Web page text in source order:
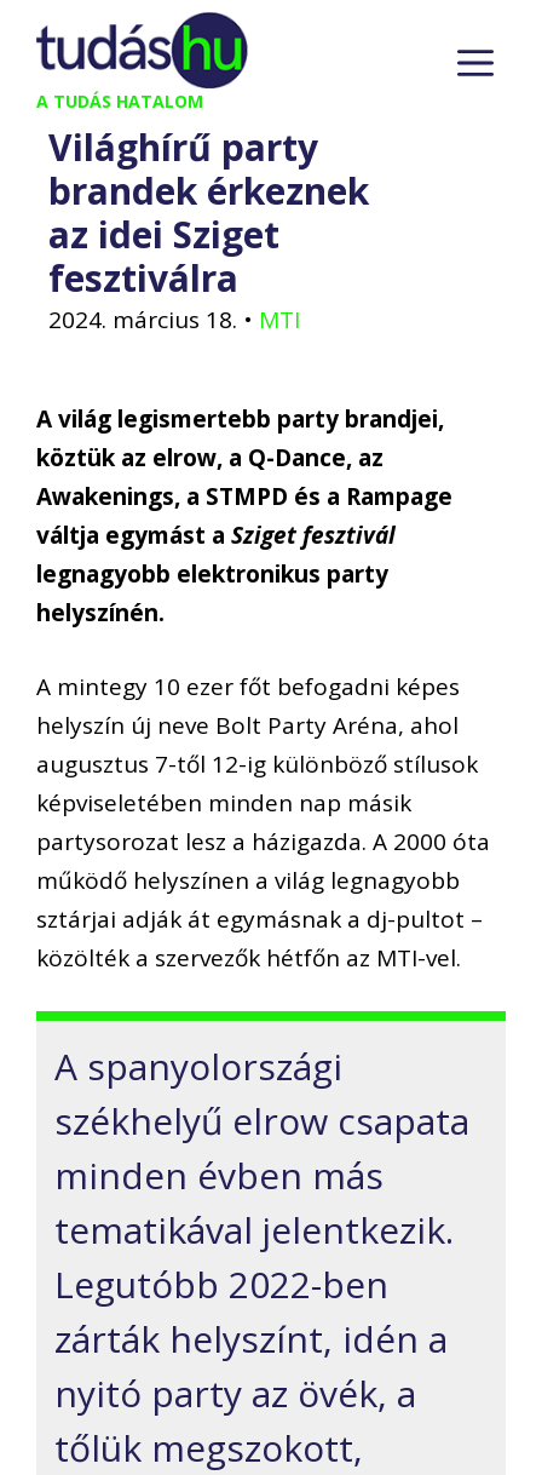
Kilépés
tartalomba
A TUDÁS HATALOM
Világhírű party
brandek érkeznek
az idei Sziget
fesztiválra
2024. március 18. • MTI
A világ legismertebb party brandjei,
köztük az elrow, a Q-Dance, az
Awakenings, a STMPD és a Rampage
váltja egymást a Sziget fesztivál
legnagyobb elektronikus party
helyszínén.
A mintegy 10 ezer főt befogadni képes
helyszín új neve Bolt Party Aréna, ahol
augusztus 7-től 12-ig különböző stílusok
képviseletében minden nap másik
partysorozat lesz a házigazda. A 2000 óta
működő helyszínen a világ legnagyobb
sztárjai adják át egymásnak a dj-pultot –
közölték a szervezők hétfőn az MTI-vel.
A spanyolországi
székhelyű elrow csapata
minden évben más
tematikával jelentkezik.
Legutóbb 2022-ben
zárták helyszínt, idén a
nyitó party az övék, a
tőlük megszokott,